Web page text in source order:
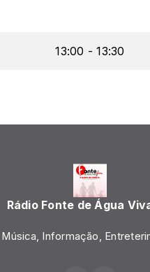
13:00 - 13:30
Rádio Fonte de Água
Música, Informação,